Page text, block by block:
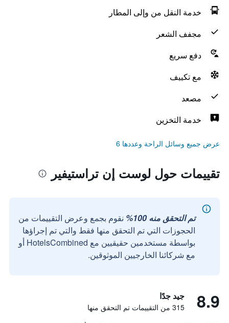
خدمة النقل من وإلى المطار
مجفف الشعر
دفع سريع
مع تكييف
مصعد
خدمة التخزين
عرض جميع وسائل الراحة وعددها 6
تقييمات حول لوست إن تراستيفير
تم التحقق منه 100%
نقوم بجمع وعرض التقييمات من
الحجوزات التي تم التحقق منها فقط والتي تم إجراؤها
بواسطة مستخدمين حقيقيين مع HotelsCombined أو
مع شركائنا الخارجيين الموثوقين.
8.9 جيد جدًا
315 من التقييمات تم التحقق منها